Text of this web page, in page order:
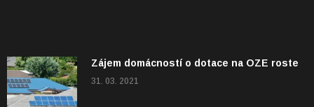
Zájem domácností o dotace na OZE roste
31. 03. 2021